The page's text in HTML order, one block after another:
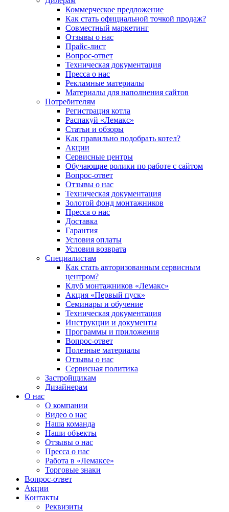
Коммерческое предложение
Как стать официальной точкой продаж?
Совместный маркетинг
Отзывы о нас
Прайс-лист
Вопрос-ответ
Техническая документация
Пресса о нас
Рекламные материалы
Материалы для наполнения сайтов
Потребителям
Регистрация котла
Распакуй «Лемакс»
Статьи и обзоры
Как правильно подобрать котел?
Акции
Сервисные центры
Обучающие ролики по работе с сайтом
Вопрос-ответ
Отзывы о нас
Техническая документация
Золотой фонд монтажников
Пресса о нас
Доставка
Гарантия
Условия оплаты
Условия возврата
Специалистам
Как стать авторизованным сервисным
центром?
Клуб монтажников «Лемакс»
Акция «Первый пуск»
Семинары и обучение
Техническая документация
Инструкции и документы
Программы и приложения
Вопрос-ответ
Полезные материалы
Отзывы о нас
Сервисная политика
Застройщикам
Дизайнерам
О нас
О компании
Видео о нас
Наша команда
Наши объекты
Отзывы о нас
Пресса о нас
Работа в «Лемаксе»
Торговые знаки
Вопрос-ответ
Акции
Контакты
Реквизиты